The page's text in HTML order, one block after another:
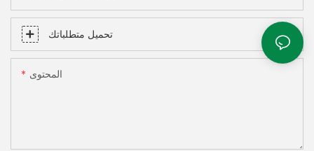
تحميل متطلباتك
المحتوى